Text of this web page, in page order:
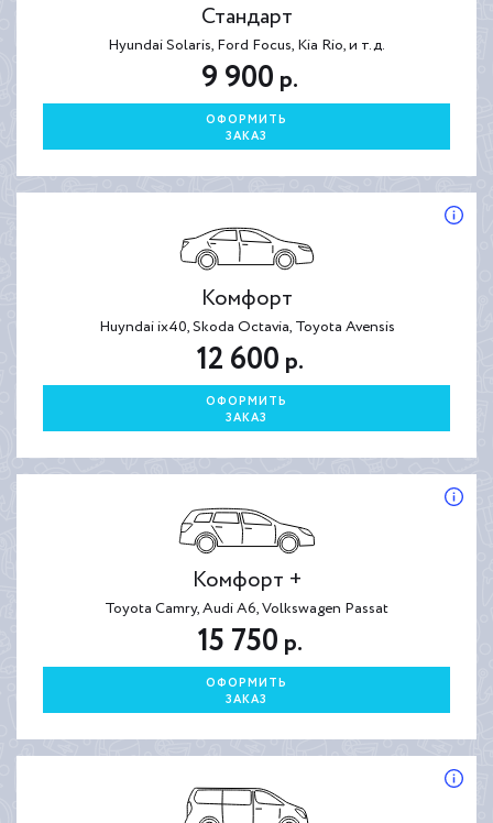
Стандарт
Hyundai Solaris, Ford Focus, Kia Rio, и т.д.
9 900 р.
ОФОРМИТЬ
ЗАКАЗ
Комфорт
Huyndai ix40, Skoda Octavia, Toyota Avensis
12 600 р.
ОФОРМИТЬ
ЗАКАЗ
Комфорт +
Toyota Camry, Audi A6, Volkswagen Passat
15 750 р.
ОФОРМИТЬ
ЗАКАЗ